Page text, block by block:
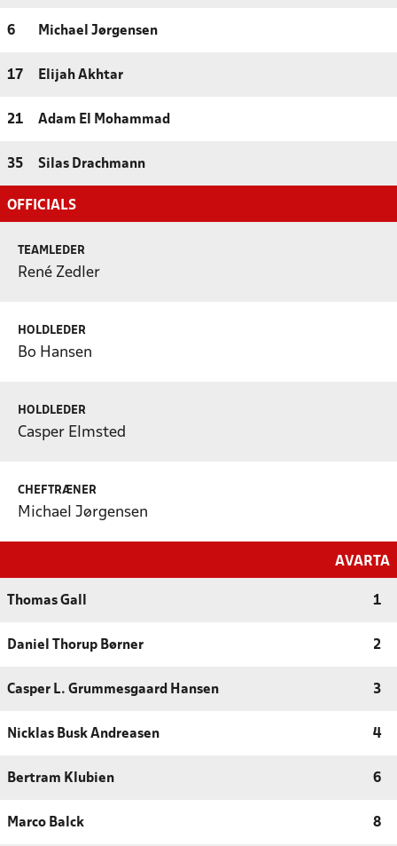
6 Michael Jørgensen
17 Elijah Akhtar
21 Adam El Mohammad
35 Silas Drachmann
OFFICIALS
TEAMLEDER
René Zedler
HOLDLEDER
Bo Hansen
HOLDLEDER
Casper Elmsted
CHEFTRÆNER
Michael Jørgensen
AVARTA
Thomas Gall 1
Daniel Thorup Børner 2
Casper L. Grummesgaard Hansen 3
Nicklas Busk Andreasen 4
Bertram Klubien 6
Marco Balck 8